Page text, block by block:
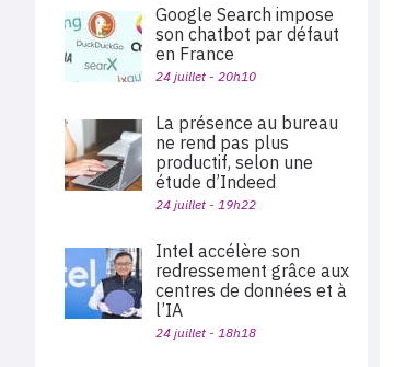
Google Search impose
son chatbot par défaut
en France
24 juillet - 20h10
La présence au bureau
ne rend pas plus
productif, selon une
étude d’Indeed
24 juillet - 19h22
Intel accélère son
redressement grâce aux
centres de données et à
l’IA
24 juillet - 18h18